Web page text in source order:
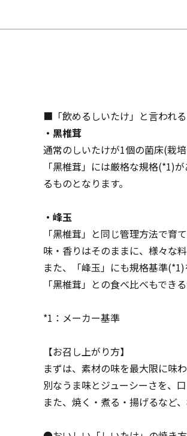
■「飲めるしいたけ」と言われ
・黑椎茸
通常のしいたけが1個の菌床(栽
「黑椎茸」には厳格な規格(*1)
るものとなります。
・峰玉
「黑椎茸」と同じ管理方法で育
味・香りはそのままに、様々な
また、「峰玉」にも規格基準
「黑椎茸」との食べ比べもでき
*1：メーカー基準
【お召し上がり方】
まずは、素材の味を最大限に味
別なうま味とジューシーさを、
また、焼く・煮る・揚げるなど